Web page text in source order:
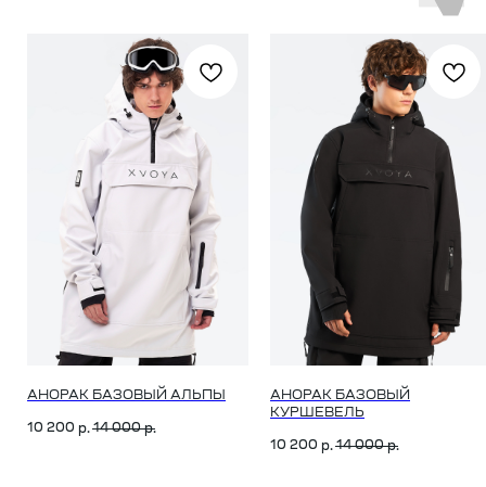
АНОРАК БАЗОВЫЙ АЛЬПЫ
10 200 р. 14 000 р.
АНОРАК БАЗОВЫЙ
КУРШЕВЕЛЬ
10 200 р. 14 000 р.